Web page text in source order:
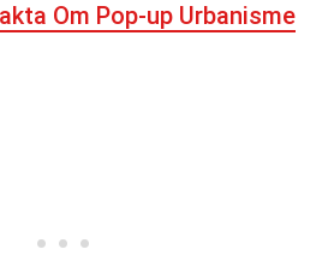
Om Pop-up Urbanisme